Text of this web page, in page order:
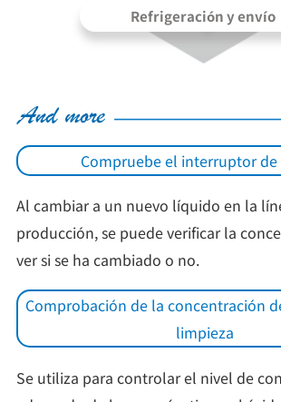
Refrigeración y envío
Compruebe el interruptor
Al cambiar a un nuevo líquido en la
producción, se puede verificar la
ver si se ha cambiado o no.
Comprobación de la concentración
limpieza
Se utiliza para controlar el nivel de